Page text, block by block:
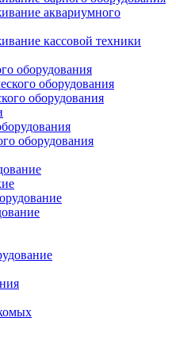
аквариумного
кассовой техники
оборудования
оборудования
оборудования
оборудования